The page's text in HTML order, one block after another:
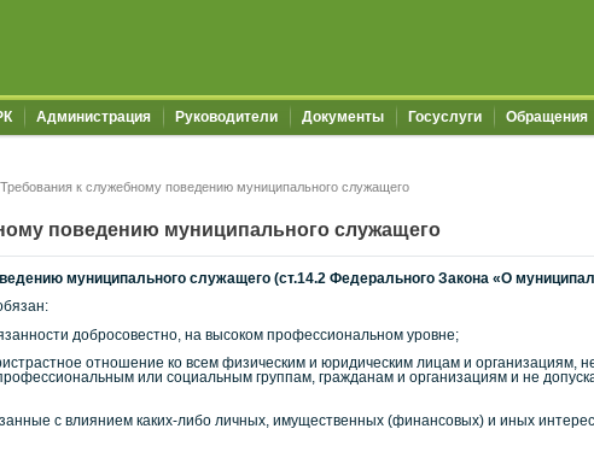
Администрация Руководители Документы Госуслуги Обращения
Требования к служебному поведению муниципального служащего
поведению муниципального служащего
муниципального служащего (ст.14.2 Федерального Закона «О
добросовестно, на высоком профессиональном уровне;
отношение ко всем физическим и юридическим лицам и организациям,
или социальным группам, гражданам и организациям и не
с влиянием каких-либо личных, имущественных (финансовых) и иных